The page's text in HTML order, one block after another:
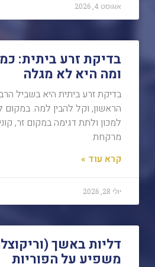
אוגוסט 4, 2026
בדיקת זרע ביתית:
ומה היא לא מגלה
בדיקת זרע ביתית היא בשביל
הראשון, וקל להבין למה. במקום
למכון ולתת דגימה במקום זר,
מרקחת
קרא עוד »
יולי 28, 2026
דליות באשך
משפיע על הפוריות